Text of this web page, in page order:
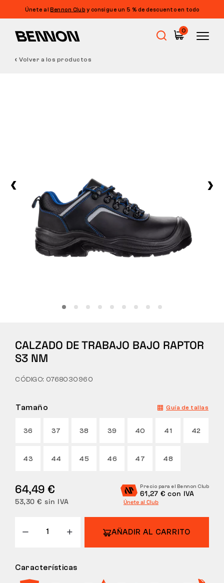
Únete alBennon Club y consigue un 5 % de descuento en todo
0
Calzado informal
Táctico
SOBRE NOSOTROS
DEVOLUCIONES
Volver a los productos
CALZADO DE TRABAJO BAJO RAPTOR
S3 NM
CÓDIGO: 0768030960
Tamaño Guía de tallas
36 37 38 39 40 41 42
43 44 45 46 47 48
64,49 €
53,30 € sin IVA
Precio para el Bennon Club
61,27 € con IVA
Únete al Club
AÑADIR AL CARRITO
Características